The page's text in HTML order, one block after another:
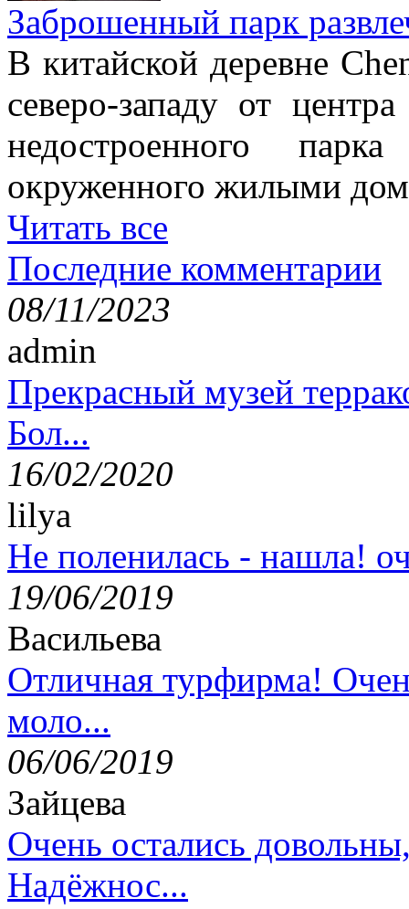
Заброшенный парк
В китайской деревне
северо-западу от
недостроенного
окруженного жилыми
Читать все
Последние комментарии
08/11/2023
admin
Прекрасный музей
Бол...
16/02/2020
lilya
Не поленилась - нашла!
19/06/2019
Васильева
Отличная турфирма!
моло...
06/06/2019
Зайцева
Очень остались
Надёжнос...